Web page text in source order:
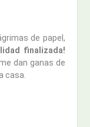
de papel,
finalizada!
dan ganas de
casa.